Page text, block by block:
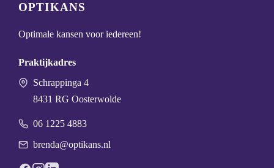
OPTIKANS
Optimale kansen voor iedereen!
Praktijkadres
Schrappinga 4
8431 RG Oosterwolde
06 1225 4883
brenda@optikans.nl